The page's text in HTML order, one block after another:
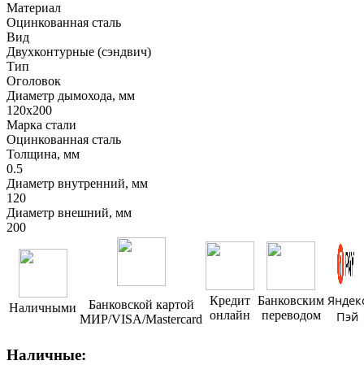
Материал
Оцинкованная сталь
Вид
Двухконтурные (сэндвич)
Тип
Оголовок
Диаметр дымохода, мм
120х200
Марка стали
Оцинкованная сталь
Толщина, мм
0.5
Диаметр внутренний, мм
120
Диаметр внешний, мм
200
Наличными
Банковской картой
МИР/VISA/Mastercard
Кредит
онлайн
Банковским
переводом
Пэй
Наличные: